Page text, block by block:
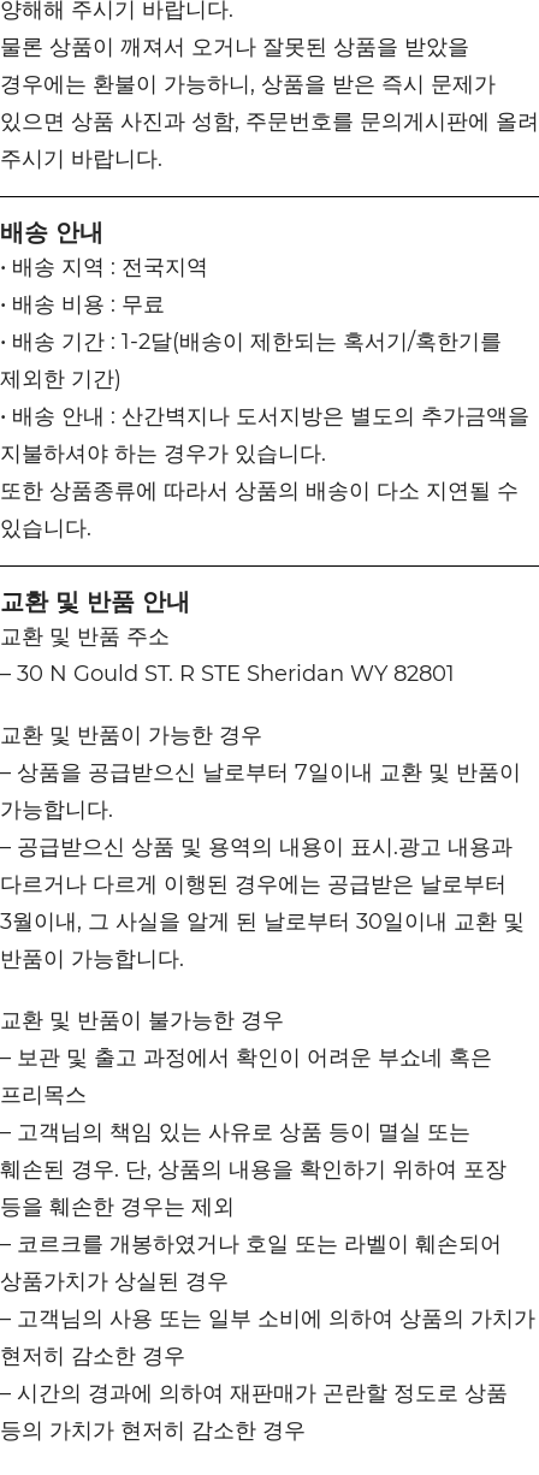
양해해 주시기 바랍니다.
물론 상품이 깨져서 오거나 잘못된 상품을 받았을
경우에는 환불이 가능하니, 상품을 받은 즉시 문제가
있으면 상품 사진과 성함, 주문번호를 문의게시판에 올려
주시기 바랍니다.
배송 안내
• 배송 지역 : 전국지역
• 배송 비용 : 무료
• 배송 기간 : 1-2달(배송이 제한되는 혹서기/혹한기를
제외한 기간)
• 배송 안내 : 산간벽지나 도서지방은 별도의 추가금액을
지불하셔야 하는 경우가 있습니다.
또한 상품종류에 따라서 상품의 배송이 다소 지연될 수
있습니다.
교환 및 반품 안내
교환 및 반품 주소
– 30 N Gould ST. R STE Sheridan WY 82801
교환 및 반품이 가능한 경우
– 상품을 공급받으신 날로부터 7일이내 교환 및 반품이
가능합니다.
– 공급받으신 상품 및 용역의 내용이 표시.광고 내용과
다르거나 다르게 이행된 경우에는 공급받은 날로부터
3월이내, 그 사실을 알게 된 날로부터 30일이내 교환 및
반품이 가능합니다.
교환 및 반품이 불가능한 경우
– 보관 및 출고 과정에서 확인이 어려운 부쇼네 혹은
프리목스
– 고객님의 책임 있는 사유로 상품 등이 멸실 또는
훼손된 경우. 단, 상품의 내용을 확인하기 위하여 포장
등을 훼손한 경우는 제외
– 코르크를 개봉하였거나 호일 또는 라벨이 훼손되어
상품가치가 상실된 경우
– 고객님의 사용 또는 일부 소비에 의하여 상품의 가치가
현저히 감소한 경우
– 시간의 경과에 의하여 재판매가 곤란할 정도로 상품
등의 가치가 현저히 감소한 경우